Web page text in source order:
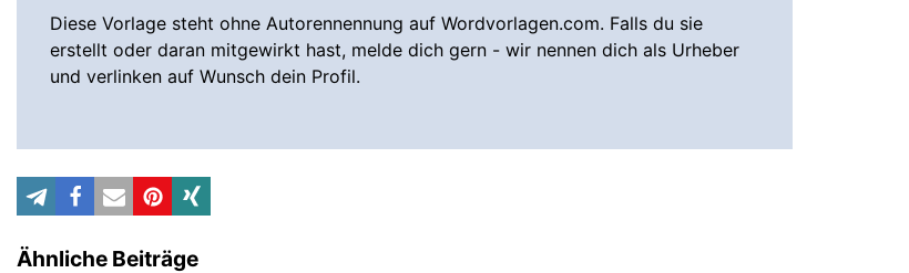
Diese Vorlage steht ohne Autorennennung auf Wordvorlagen.com. Falls du sie
erstellt oder daran mitgewirkt hast, melde dich gern - wir nennen dich als Urheber
und verlinken auf Wunsch dein Profil.
Ähnliche Beiträge